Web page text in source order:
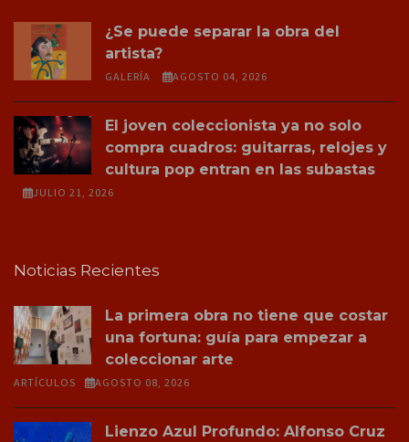
¿Se puede separar la obra del
artista?
GALERÍA AGOSTO 04, 2026
El joven coleccionista ya no solo
compra cuadros: guitarras, relojes y
cultura pop entran en las subastas
JULIO 21, 2026
Noticias Recientes
La primera obra no tiene que costar
una fortuna: guía para empezar a
coleccionar arte
ARTÍCULOS AGOSTO 08, 2026
Lienzo Azul Profundo: Alfonso Cruz